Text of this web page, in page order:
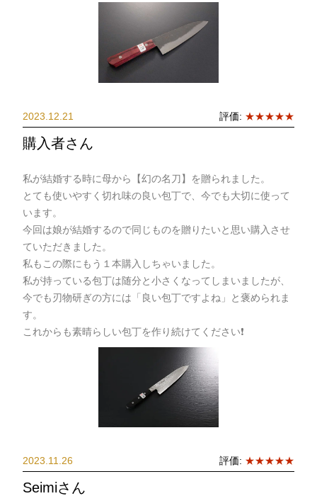
2023.12.21 評価: ★★★★★
購入者さん
私が結婚する時に母から【幻の名刀】を贈られました。
とても使いやすく切れ味の良い包丁で、今でも大切に使って
います。
今回は娘が結婚するので同じものを贈りたいと思い購入させ
ていただきました。
私もこの際にもう１本購入しちゃいました。
私が持っている包丁は随分と小さくなってしまいましたが、
今でも刃物研ぎの方には「良い包丁ですよね」と褒められま
す。
これからも素晴らしい包丁を作り続けてください❗️
2023.11.26 評価: ★★★★★
Seimiさん